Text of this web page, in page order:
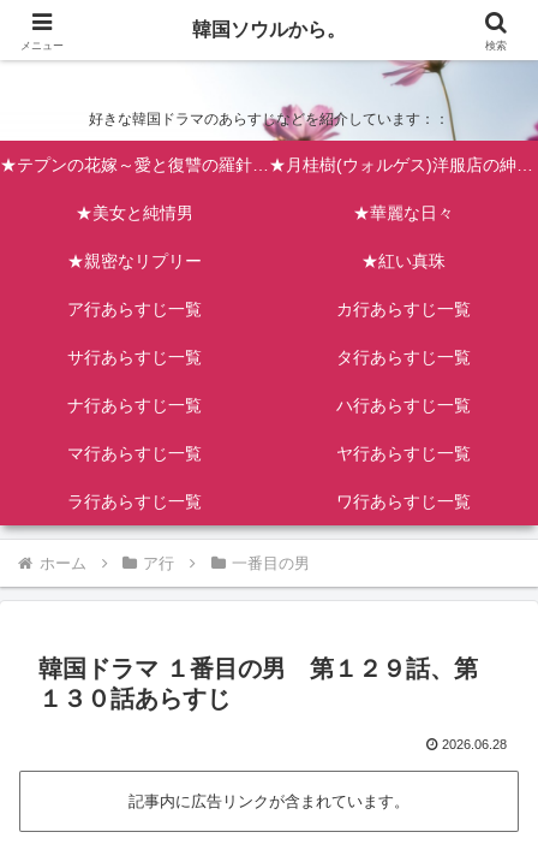
韓国ソウルから。
好きな韓国ドラマのあらすじなどを紹介しています：：
★テプンの花嫁～愛と復讐の羅針盤（台風の新婦） ★月桂樹(ウォルゲス)洋服店の紳士たち
★美女と純情男 ★華麗な日々
★親密なリプリー ★紅い真珠
ア行あらすじ一覧 カ行あらすじ一覧
サ行あらすじ一覧 タ行あらすじ一覧
ナ行あらすじ一覧 ハ行あらすじ一覧
マ行あらすじ一覧 ヤ行あらすじ一覧
ラ行あらすじ一覧 ワ行あらすじ一覧
ホーム ア行 一番目の男
韓国ドラマ １番目の男 第１２９話、第
１３０話あらすじ
2026.06.28
記事内に広告リンクが含まれています。
メニュー
韓国ソウルから。
検索